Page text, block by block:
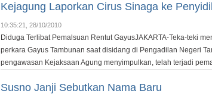
Kejagung Laporkan Cirus Sinaga ke
10:35:21, 28/10/2010
Diduga Terlibat Pemalsuan Rentut GayusJAKARTA-Teka-teki
perkara Gayus Tambunan saat disidang di Pengadilan Negeri
pengawasan Kejaksaan Agung menyimpulkan, telah terjadi
Susno Janji Sebutkan Nama Baru